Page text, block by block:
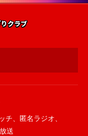
クラブ
チ 匿名ラジオ
送